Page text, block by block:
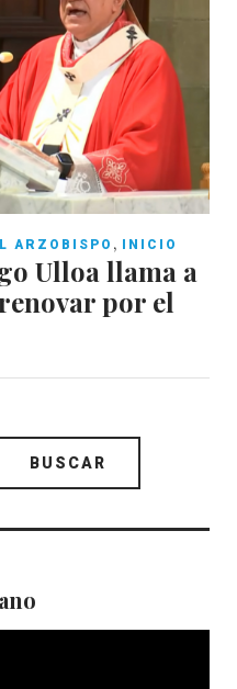
ARZOBISPO , INICIO
Ulloa llama a
por el
BUSCAR